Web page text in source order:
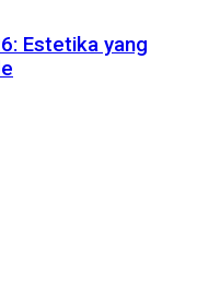
Estetika yang